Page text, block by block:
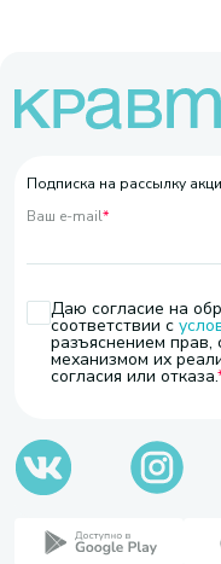
Подписка на рассылку
Ваш e-mail*
Даю согласие на
соответствии с
разъяснением прав,
механизмом их
согласия или отказа.